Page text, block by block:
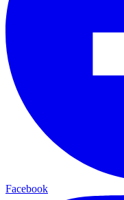
Facebook